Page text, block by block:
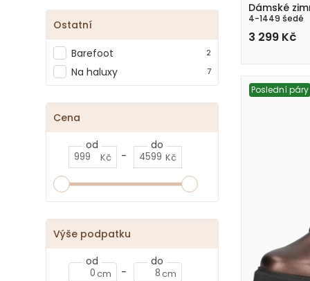
Dámské
4-1449 šedé
3 299 Kč
Poslední páry
Ostatní
Barefoot 2
Na haluxy 7
Cena
od
Kč -
do
Kč
Výše podpatku
od
cm -
do
cm